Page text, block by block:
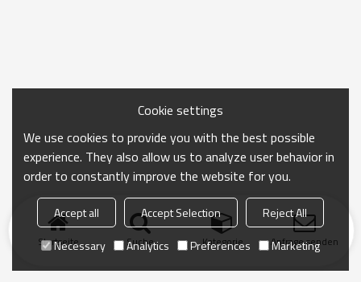
Startseite Suche Kategorie Anfrage senden
Cookie settings
We use cookies to provide you with the best possible
experience. They also allow us to analyze user behavior in
order to constantly improve the website for you.
Accept all Accept Selection
Reject All
Necessary
Analytics Preferences Marketing